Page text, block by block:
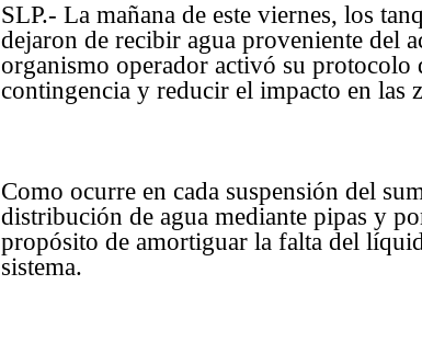
SLP.- La mañana de este viernes, los
dejaron de recibir agua proveniente del
organismo operador activó su protocolo
contingencia y reducir el impacto en las
Como ocurre en cada suspensión del
distribución de agua mediante pipas y
propósito de amortiguar la falta del
sistema.